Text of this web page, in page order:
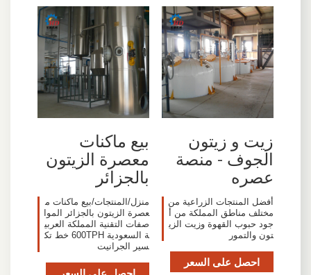
زيت و زيتون
الجوف - منصة
عصره
أفضل المنتجات الزراعية من
مختلف مناطق المملكة من أ
جود حبوب القهوة وزيت الزي
تون والتمور
احصل على السعر
بيع ماكنات
معصرة الزيتون
بالجزائر
منزل/المنتجات/بيع ماكنات م
عصرة الزيتون بالجزائر الموا
صفات التقنية المملكة العربي
ة السعودية 600TPH خط تك
سير الجرانيت